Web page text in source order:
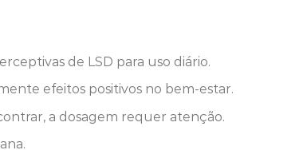
de LSD para uso diário.
efeitos positivos no bem-estar.
a dosagem requer atenção.